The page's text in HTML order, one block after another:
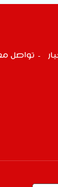
تواصل